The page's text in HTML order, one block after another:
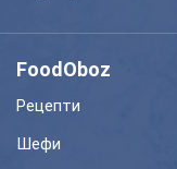
FoodOboz
Рецепти
Шефи